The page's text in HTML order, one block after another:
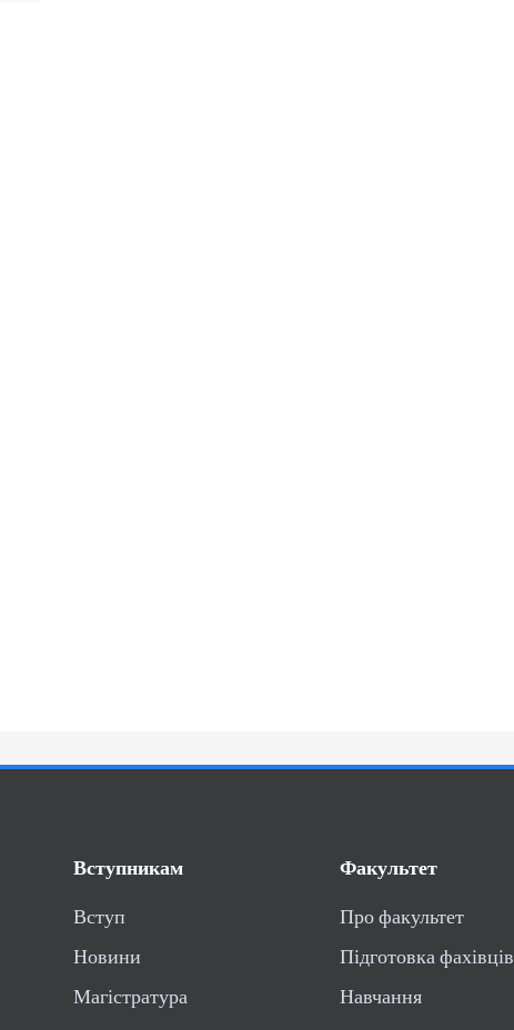
Вступникам
Вступ
Новини
Магістратура
Факультет
Про факультет
Підготовка фахівців
Навчання